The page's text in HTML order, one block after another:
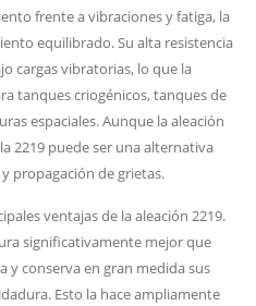
frente a vibraciones y fatiga, la
equilibrado. Su alta resistencia
cargas vibratorias, lo que la
tanques criogénicos, tanques de
espaciales. Aunque la aleación
2219 puede ser una alternativa
propagación de grietas.
ventajas de la aleación 2219.
significativamente mejor que
y conserva en gran medida sus
Esto la hace ampliamente